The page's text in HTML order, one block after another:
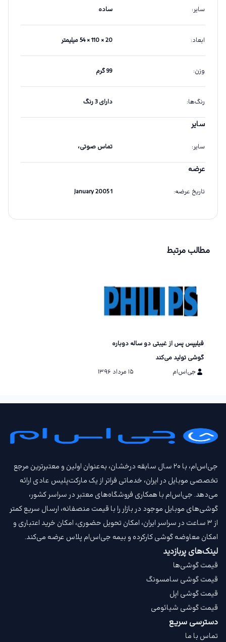
سایر: ساده
ابعاد: 20 × 110 × 54 میلیمتر
وزن: 99 گرم
رنگ‌ها: دارای 3 رنگ
سایر
سایر: تماس صوتی،
عرضه
تاریخ عرضه:
1 January 2005
مطالب مرتبط
فیلیپس پس از غیبتی دو ساله دوباره
گوشی تولید می‌کند
جی‌اس‌ام
۱۵ مرداد ۱۳۹۶
جی‌اس‌ام، با ۲۰ سال سابقه درخشان، به‌عنوان اولین و معتبرترین مرجع
تخصصی موبایل در ایران، خدماتی فراتر از یک مارکت‌پلیس عادی ارائه
می‌دهد. جی‌اس‌ام با همکاری فروشگاه‌های معتبر در سراسر کشور،
گوشی‌های موبایل موجود در بازار را با قیمت‌ منصفانه، ارسال سریع کمتر
از ۳ ساعت در سراسر ایران، امکان تحویل حضوری، امکان خرید اعتباری و
امکان معاوضه گوشی کارکرده و بیمه جی‌اس‌ام‌ پلاس عرضه می‌کند.
لینک‌های پربازدید
قیمت گوشی‌ها
قیمت گوشی سامسونگ
قیمت گوشی اپل
قیمت گوشی شیائومی
دسترسی سریع
تماس با ما